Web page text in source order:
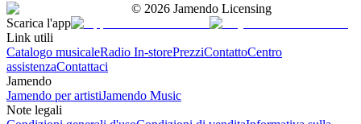
© 2026 Jamendo Licensing
Scarica l'app
Link utili
Catalogo musicaleRadio In-storePrezziContattoCentro
assistenzaContattaci
Jamendo
Jamendo per artistiJamendo Music
Note legali